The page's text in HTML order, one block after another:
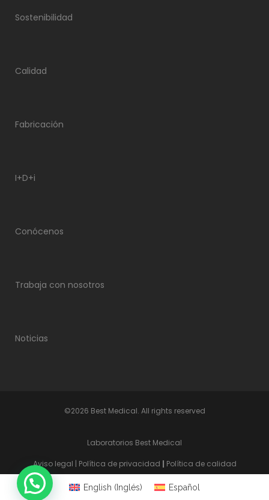
Sostenibilidad
Calidad
Fabricación
I+D+i
Conócenos
Trabaja con nosotros
Noticias
©2026 Best Medical. All rights reserved
Laboratorios Best Medical
Aviso legal | Política de privacidad | Política de calidad
English ( Inglés) Español